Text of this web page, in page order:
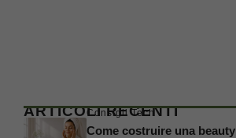
ARTICOLI RECENTI
Consigli Tech
Come costruire una beauty